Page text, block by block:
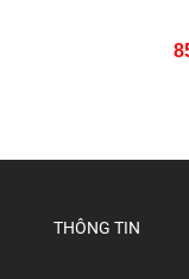
THÔNG TIN